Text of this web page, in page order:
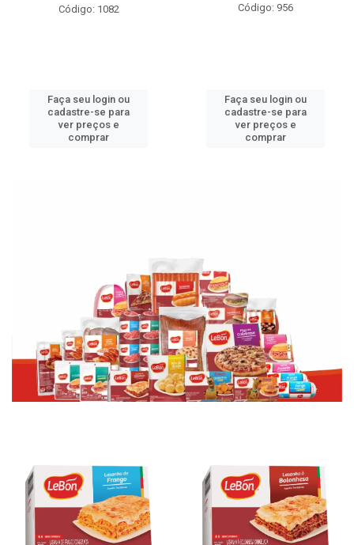
Código: 1082
Faça seu login ou
cadastre-se para
ver preços e
comprar
Código: 956
Faça seu login ou
cadastre-se para
ver preços e
comprar